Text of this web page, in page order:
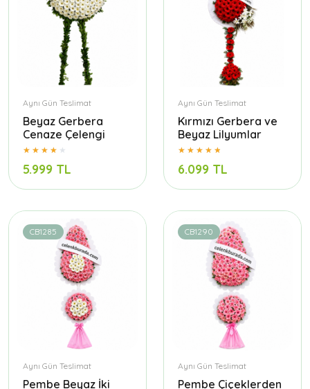
Aynı Gün Teslimat
Beyaz Gerbera
Cenaze Çelengi
5.999 TL
Aynı Gün Teslimat
Kırmızı Gerbera ve
Beyaz Lilyumlar
6.099 TL
CB1285
Aynı Gün Teslimat
Pembe Beyaz İki
CB1290
Aynı Gün Teslimat
Pembe Çiçeklerden